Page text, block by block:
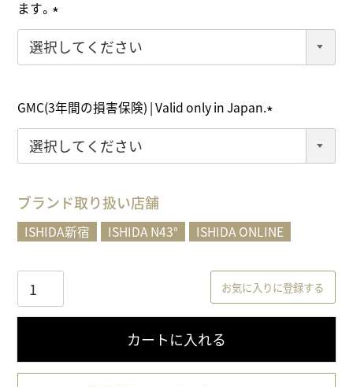
ます。
(
必
GMC(3年間の損害保険) | Valid only in Japan.
(
ブランド取り扱い店舗
ISHIDA新宿 ISHIDA N43° ISHIDA ONLINE
お気に入りに登録する
カートに入れる